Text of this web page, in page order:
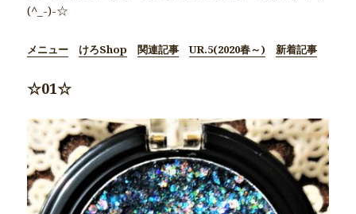
(^_-)-☆
メニュー けろShop 関連記事 UR.5(2020春～) 新着記事
☆01☆